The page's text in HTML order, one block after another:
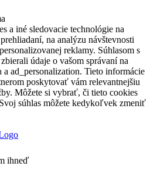
a iné sledovacie technológie na
na analýzu návštevnosti
reklamy. Súhlasom s
údaje o vašom správaní na
a ad_personalization. Tieto informácie
poskytovať vám relevantnejšiu
Môžete si vybrať, či tieto cookies
súhlas môžete kedykoľvek zmeniť
ihneď